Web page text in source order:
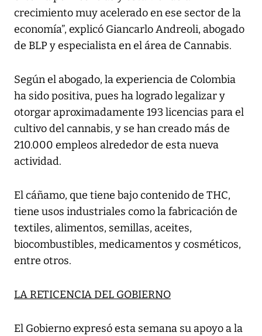
crecimiento muy acelerado en ese sector de la
economía”, explicó Giancarlo Andreoli, abogado
de BLP y especialista en el área de Cannabis.
Según el abogado, la experiencia de Colombia
ha sido positiva, pues ha logrado legalizar y
otorgar aproximadamente 193 licencias para el
cultivo del cannabis, y se han creado más de
210.000 empleos alrededor de esta nueva
actividad.
El cáñamo, que tiene bajo contenido de THC,
tiene usos industriales como la fabricación de
textiles, alimentos, semillas, aceites,
biocombustibles, medicamentos y cosméticos,
entre otros.
LA RETICENCIA DEL GOBIERNO
El Gobierno expresó esta semana su apoyo a la